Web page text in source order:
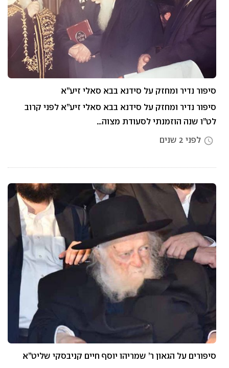
סיפור נדיר ומחזק על סידנא בבא סאלי זיע”א
סיפור נדיר ומחזק על סידנא בבא סאלי זיע”א לפני קרוב
לט”ו שנה הוזמנתי לסעודת מצוה…
access_time לפני 2 שנים
סיפורים על הגאון ר’ שמריהו יוסף חיים קניבסקי שליט”א